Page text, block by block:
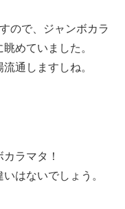
ので、ジャンボカラ
めていました。
通しますしね。
ラマタ！
はないでしょう。